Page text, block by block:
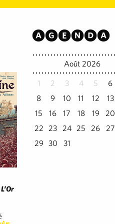
Agenda
Août 2026
1 2 3 4 5 6
8
9 10 11 12 13
15
16 17 18 19 20
22 23 24 25 26 27
29 30 31